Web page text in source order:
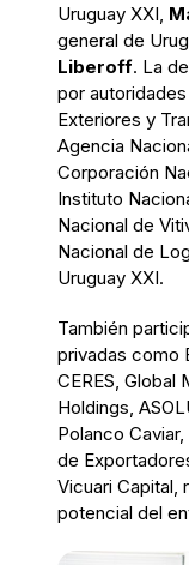
Uruguay XXI,
general de
Liberoff. La
por
Exteriores y
Agencia
Corporación
Instituto
Nacional de
Nacional de
Uruguay XXI.
También
privadas como
CERES, Global
Holdings,
Polanco
de
Vicuari Capital,
potencial del